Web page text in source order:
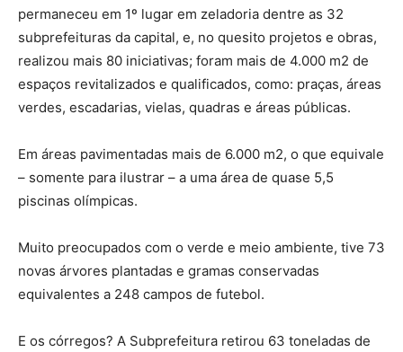
permaneceu em 1º lugar em zeladoria dentre as 32
subprefeituras da capital, e, no quesito projetos e obras,
realizou mais 80 iniciativas; foram mais de 4.000 m2 de
espaços revitalizados e qualificados, como: praças, áreas
verdes, escadarias, vielas, quadras e áreas públicas.
Em áreas pavimentadas mais de 6.000 m2, o que equivale
– somente para ilustrar – a uma área de quase 5,5
piscinas olímpicas.
Muito preocupados com o verde e meio ambiente, tive 73
novas árvores plantadas e gramas conservadas
equivalentes a 248 campos de futebol.
E os córregos? A Subprefeitura retirou 63 toneladas de